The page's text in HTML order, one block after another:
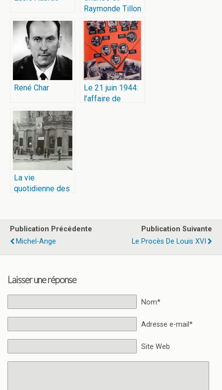
Raymonde Tillon
René Char
Le 21 juin 1944:
l’affaire de
La vie
quotidienne des
Publication Précédente
Michel-Ange
Publication Suivante
Le Procès De Louis XVI
Laisser une réponse
Nom*
Adresse e-mail*
Site Web